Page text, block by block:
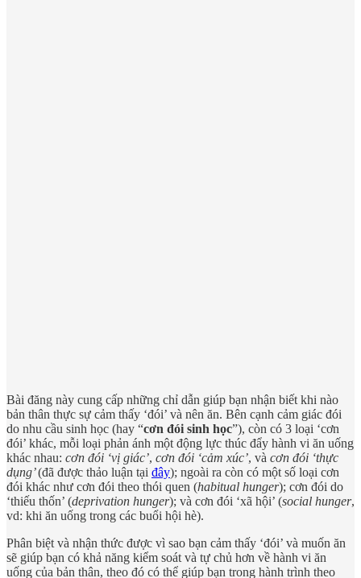
Bài đăng này cung cấp những chỉ dẫn giúp bạn nhận biết khi nào
bản thân thực sự cảm thấy ‘đói’ và nên ăn. Bên cạnh cảm giác đói
do nhu cầu sinh học (hay “cơn đói sinh học”), còn có 3 loại ‘cơn
đói’ khác, mỗi loại phản ánh một động lực thúc đẩy hành vi ăn uống
khác nhau: cơn đói ‘vị giác’, cơn đói ‘cảm xúc’, và cơn đói ‘thực
dụng’(đã được thảo luận tại đây); ngoài ra còn có một số loại cơn
đói khác như cơn đói theo thói quen (habitual hunger); cơn đói do
‘thiếu thốn’ (deprivation hunger); và cơn đói ‘xã hội’ (social hunger,
vd: khi ăn uống trong các buổi hội hè).
Phân biệt và nhận thức được vì sao bạn cảm thấy ‘đói’ và muốn ăn
sẽ giúp bạn có khả năng kiểm soát và tự chủ hơn về hành vi ăn
uống của bản thân, theo đó có thể giúp bạn trong hành trình theo